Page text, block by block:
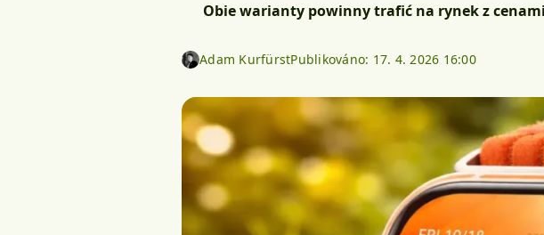
Obie warianty powinny trafić na rynek z
Adam KurfürstPublikováno: 17. 4. 2026 16:00